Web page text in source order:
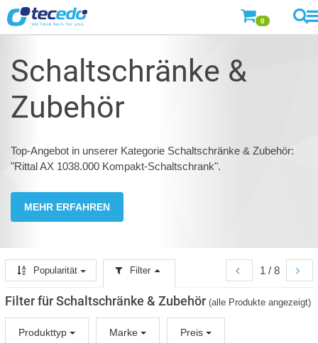
0
Schaltschränke &
Zubehör
Top-Angebot in unserer Kategorie Schaltschränke & Zubehör:
"Rittal AX 1038.000 Kompakt-Schaltschrank".
MEHR ERFAHREN
1 / 8
Popularität Filter
Filter für Schaltschränke & Zubehör (alle Produkte angezeigt)
Produkttyp Marke Preis